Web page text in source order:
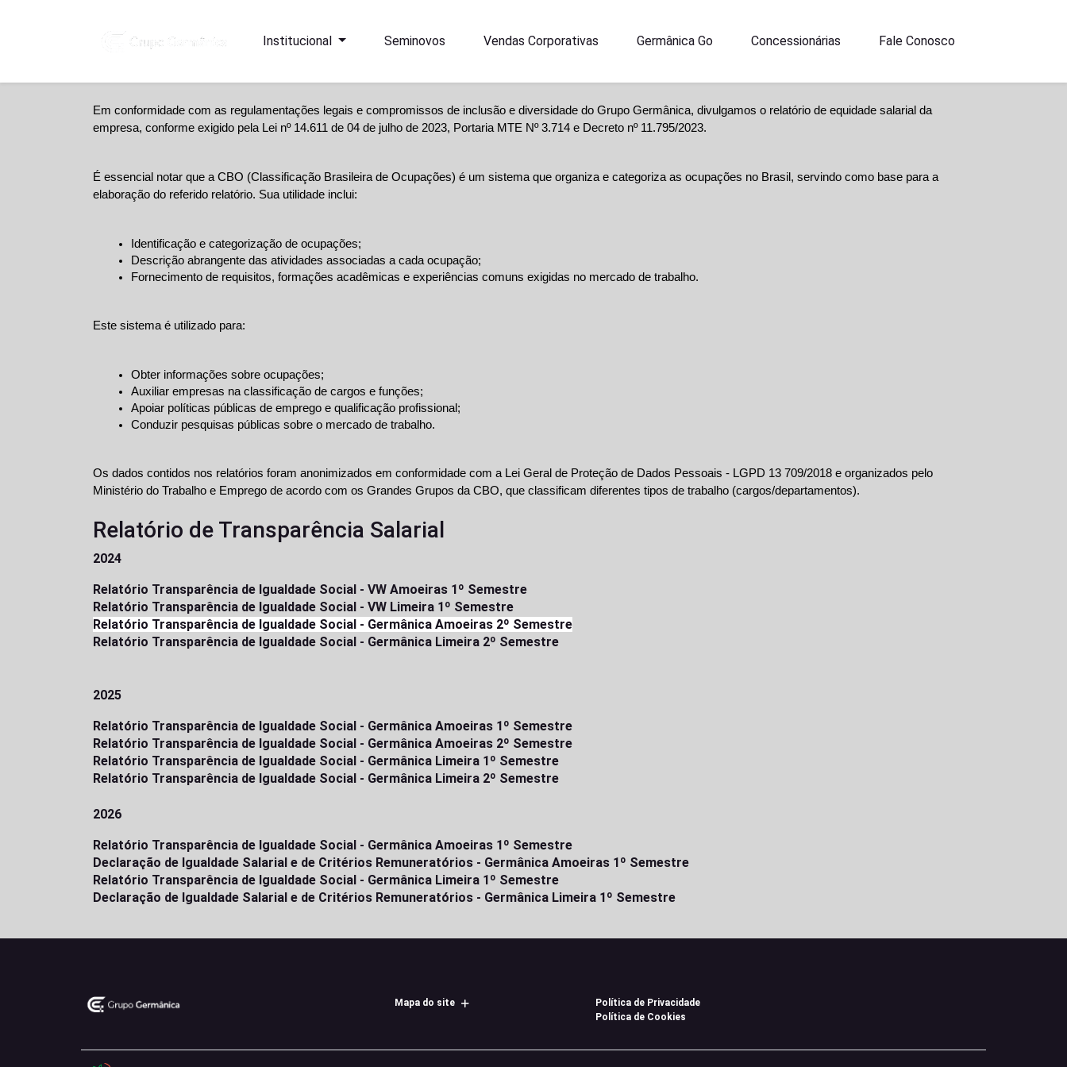
Institucional Seminovos Vendas Corporativas Germânica Go Concessionárias Fale Conosco
Em conformidade com as regulamentações legais e compromissos de inclusão e diversidade do Grupo Germânica, divulgamos o relatório de equidade salarial da
empresa, conforme exigido pela Lei nº 14.611 de 04 de julho de 2023, Portaria MTE Nº 3.714 e Decreto nº 11.795/2023.
É essencial notar que a CBO (Classificação Brasileira de Ocupações) é um sistema que organiza e categoriza as ocupações no Brasil, servindo como base para a
elaboração do referido relatório. Sua utilidade inclui:
Identificação e categorização de ocupações;
Descrição abrangente das atividades associadas a cada ocupação;
Fornecimento de requisitos, formações acadêmicas e experiências comuns exigidas no mercado de trabalho.
Este sistema é utilizado para:
Obter informações sobre ocupações;
Auxiliar empresas na classificação de cargos e funções;
Apoiar políticas públicas de emprego e qualificação profissional;
Conduzir pesquisas públicas sobre o mercado de trabalho.
Os dados contidos nos relatórios foram anonimizados em conformidade com a Lei Geral de Proteção de Dados Pessoais - LGPD 13 709/2018 e organizados pelo
Relatório de Transparência Salarial
2024
Relatório Transparência de Igualdade Social - VW Amoeiras 1º Semestre
Relatório Transparência de Igualdade Social - VW Limeira 1º Semestre
Relatório Transparência de Igualdade Social - Germânica Amoeiras 2º Semestre
Relatório Transparência de Igualdade Social - Germânica Limeira 2º Semestre
2025
Relatório Transparência de Igualdade Social - Germânica Amoeiras 1º Semestre
Relatório Transparência de Igualdade Social - Germânica Amoeiras 2º Semestre
Relatório Transparência de Igualdade Social - Germânica Limeira 1º Semestre
Relatório Transparência de Igualdade Social - Germânica Limeira 2º Semestre
2026
Relatório Transparência de Igualdade Social - Germânica Amoeiras 1º Semestre
Declaração de Igualdade Salarial e de Critérios Remuneratórios - Germânica Amoeiras 1º Semestre
Relatório Transparência de Igualdade Social - Germânica Limeira 1º Semestre
Declaração de Igualdade Salarial e de Critérios Remuneratórios - Germânica Limeira 1º Semestre
Mapa do site
Política de Privacidade
Política de Cookies